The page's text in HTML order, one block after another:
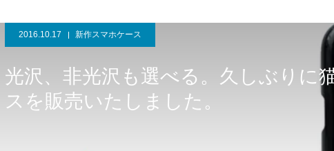
2016.10.17 新作スマホケース
光沢、非光沢も選べる。久しぶりに
スを販売いたしました。